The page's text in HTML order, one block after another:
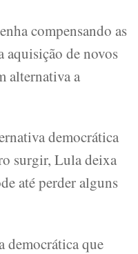
compensando as
aquisição de novos
alternativa a
democrática
surgir, Lula deixa
até perder alguns
democrática que